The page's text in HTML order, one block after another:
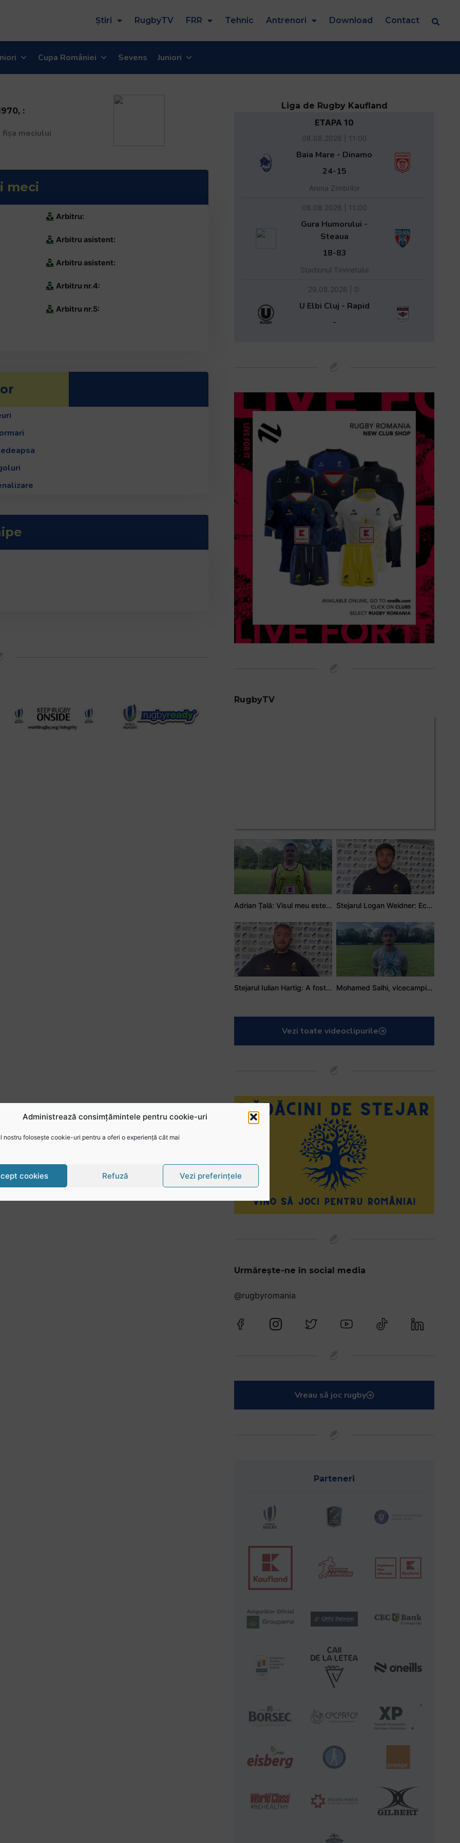
Administrează consimțămintele pentru cookie-uri
nostru folosește cookie-uri pentru a oferi o experiență cât mai
cookies Refuză Vezi preferințele
Știri RugbyTV FRR Tehnic Antrenori Download Contact
Cupa României Sevens Juniori
:
meciului
meci
Arbitru:
Arbitru asistent:
Arbitru asistent:
Arbitru nr.4:
Arbitru nr.5:
Liga de Rugby Kaufland
ETAPA 10
08.08.2026 | 11:00
Baia Mare - Dinamo
24-15
Arena Zimbrilor
08.08.2026 | 11:00
Gura Humorului -
Steaua
18-83
Stadionul Tineretului
29.08.2026 | 0:
U Elbi Cluj - Rapid
-
RugbyTV
Adrian Țală: Visul meu este să debutez pentru România Stejarul Logan Weidner: Echipa a muncit mult, iar asta se va vedea în meciurile de la Nations Cup
Stejarul Iulian Hartig: A fost un turneu care a unit mai mult echipa Mohamed Salhi, vicecampion național juniori I: Rugby-ul te învață să accepți și înfrângerile
Vezi toate videoclipurile
Urmărește-ne în social media
@rugbyromania
Vreau să joc rugby
Parteneri